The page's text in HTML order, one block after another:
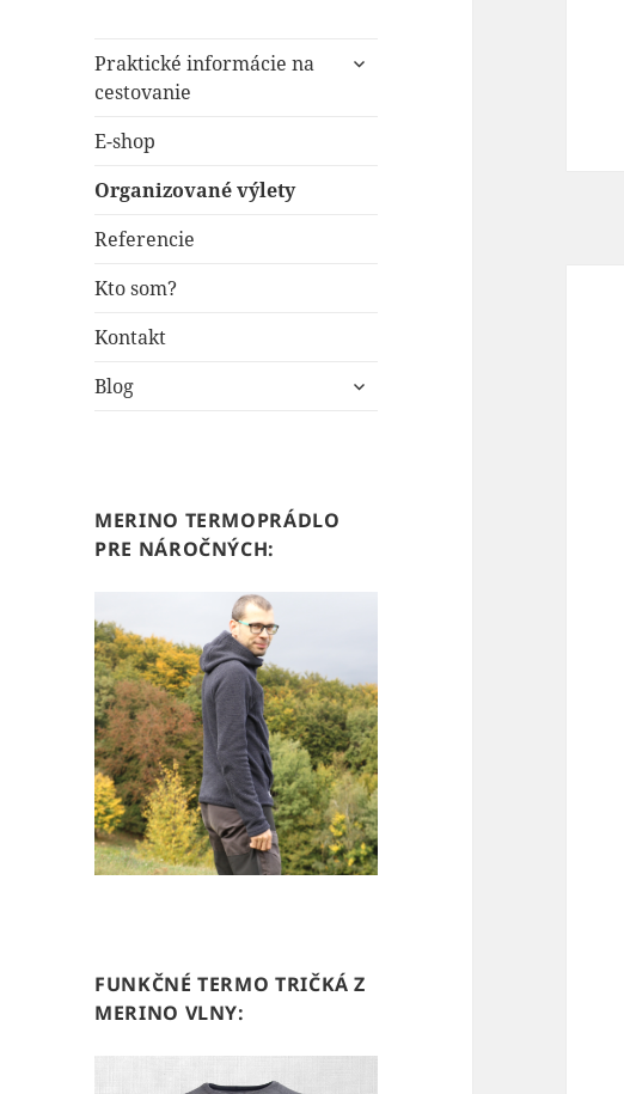
Praktické informácie na
cestovanie
rozbaliť
E-shop
Organizované výlety
Referencie
Kto som?
Kontakt
Blog
rozbaliť
MERINO TERMOPRÁDLO
PRE NÁROČNÝCH:
FUNKČNÉ TERMO TRIČKÁ Z
MERINO VLNY: